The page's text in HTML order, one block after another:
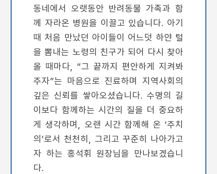
동네에서 오랫동안 반려동물 가족과 함
께 자라온 병원을 이끌고 있습니다. 아기
때 처음 만났던 아이들이 어느덧 하얀 털
을 뽐내는 노령의 친구가 되어 다시 찾아
올 때마다, “그 끝까지 편안하게 지켜봐
주자”는 마음으로 진료하며 지역사회의
깊은 신뢰를 쌓아오셨습니다. 수명의 길
이보다 함께하는 시간의 질을 더 중요하
게 생각하며, 오랜 시간 함께해 온 ‘주치
의’로서 천천히, 그리고 꾸준히 나아가고
자 하는 홍석휘 원장님을 만나보겠습니
다.